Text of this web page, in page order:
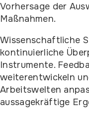
Vorhersage der
Maßnahmen.
Wissenschaftliche
kontinuierliche
Instrumente.
weiterentwickeln
Arbeitswelten
aussagekräftige